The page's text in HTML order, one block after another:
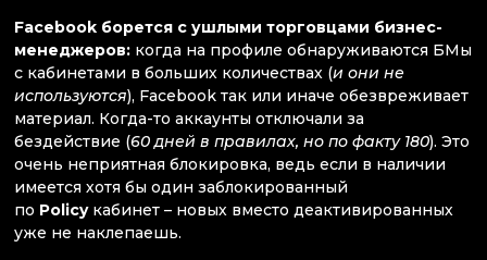
Facebook борется с ушлыми торговцами бизнес-
менеджеров: когда на профиле обнаруживаются БМы
с кабинетами в больших количествах (и они не
используются), Facebook так или иначе обезвреживает
материал. Когда-то аккаунты отключали за
бездействие (60 дней в правилах, но по факту 180). Это
очень неприятная блокировка, ведь если в наличии
имеется хотя бы один заблокированный
по Policy кабинет – новых вместо деактивированных
уже не наклепаешь.